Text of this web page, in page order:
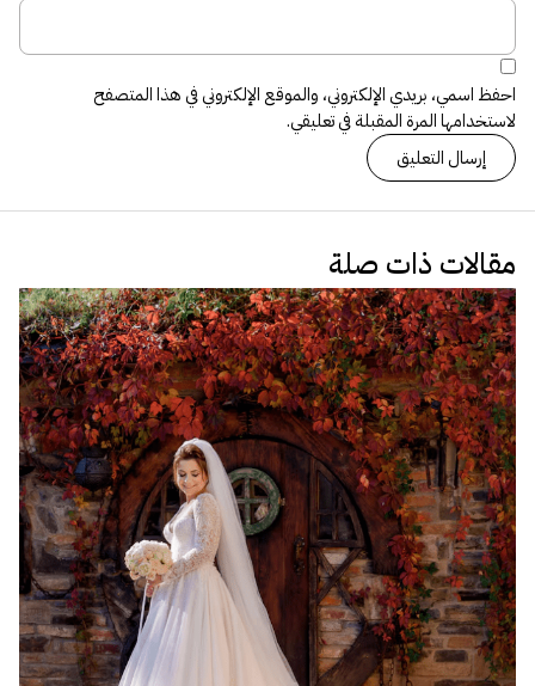
احفظ اسمي، بريدي الإلكتروني، والموقع الإلكتروني في هذا المتصفح
لاستخدامها المرة المقبلة في تعليقي.
مقالات ذات صلة